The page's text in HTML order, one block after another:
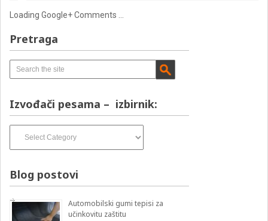
Loading Google+ Comments ...
Pretraga
Izvođači pesama – izbirnik:
pesama
Blog postovi
Automobilski gumi tepisi za
učinkovitu zaštitu